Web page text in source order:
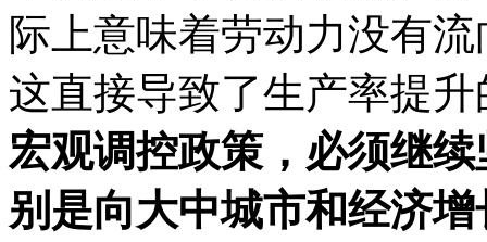
际上意味着劳动力没有
这直接导致了生产率提
宏观调控政策，必须继
别是向大中城市和经济